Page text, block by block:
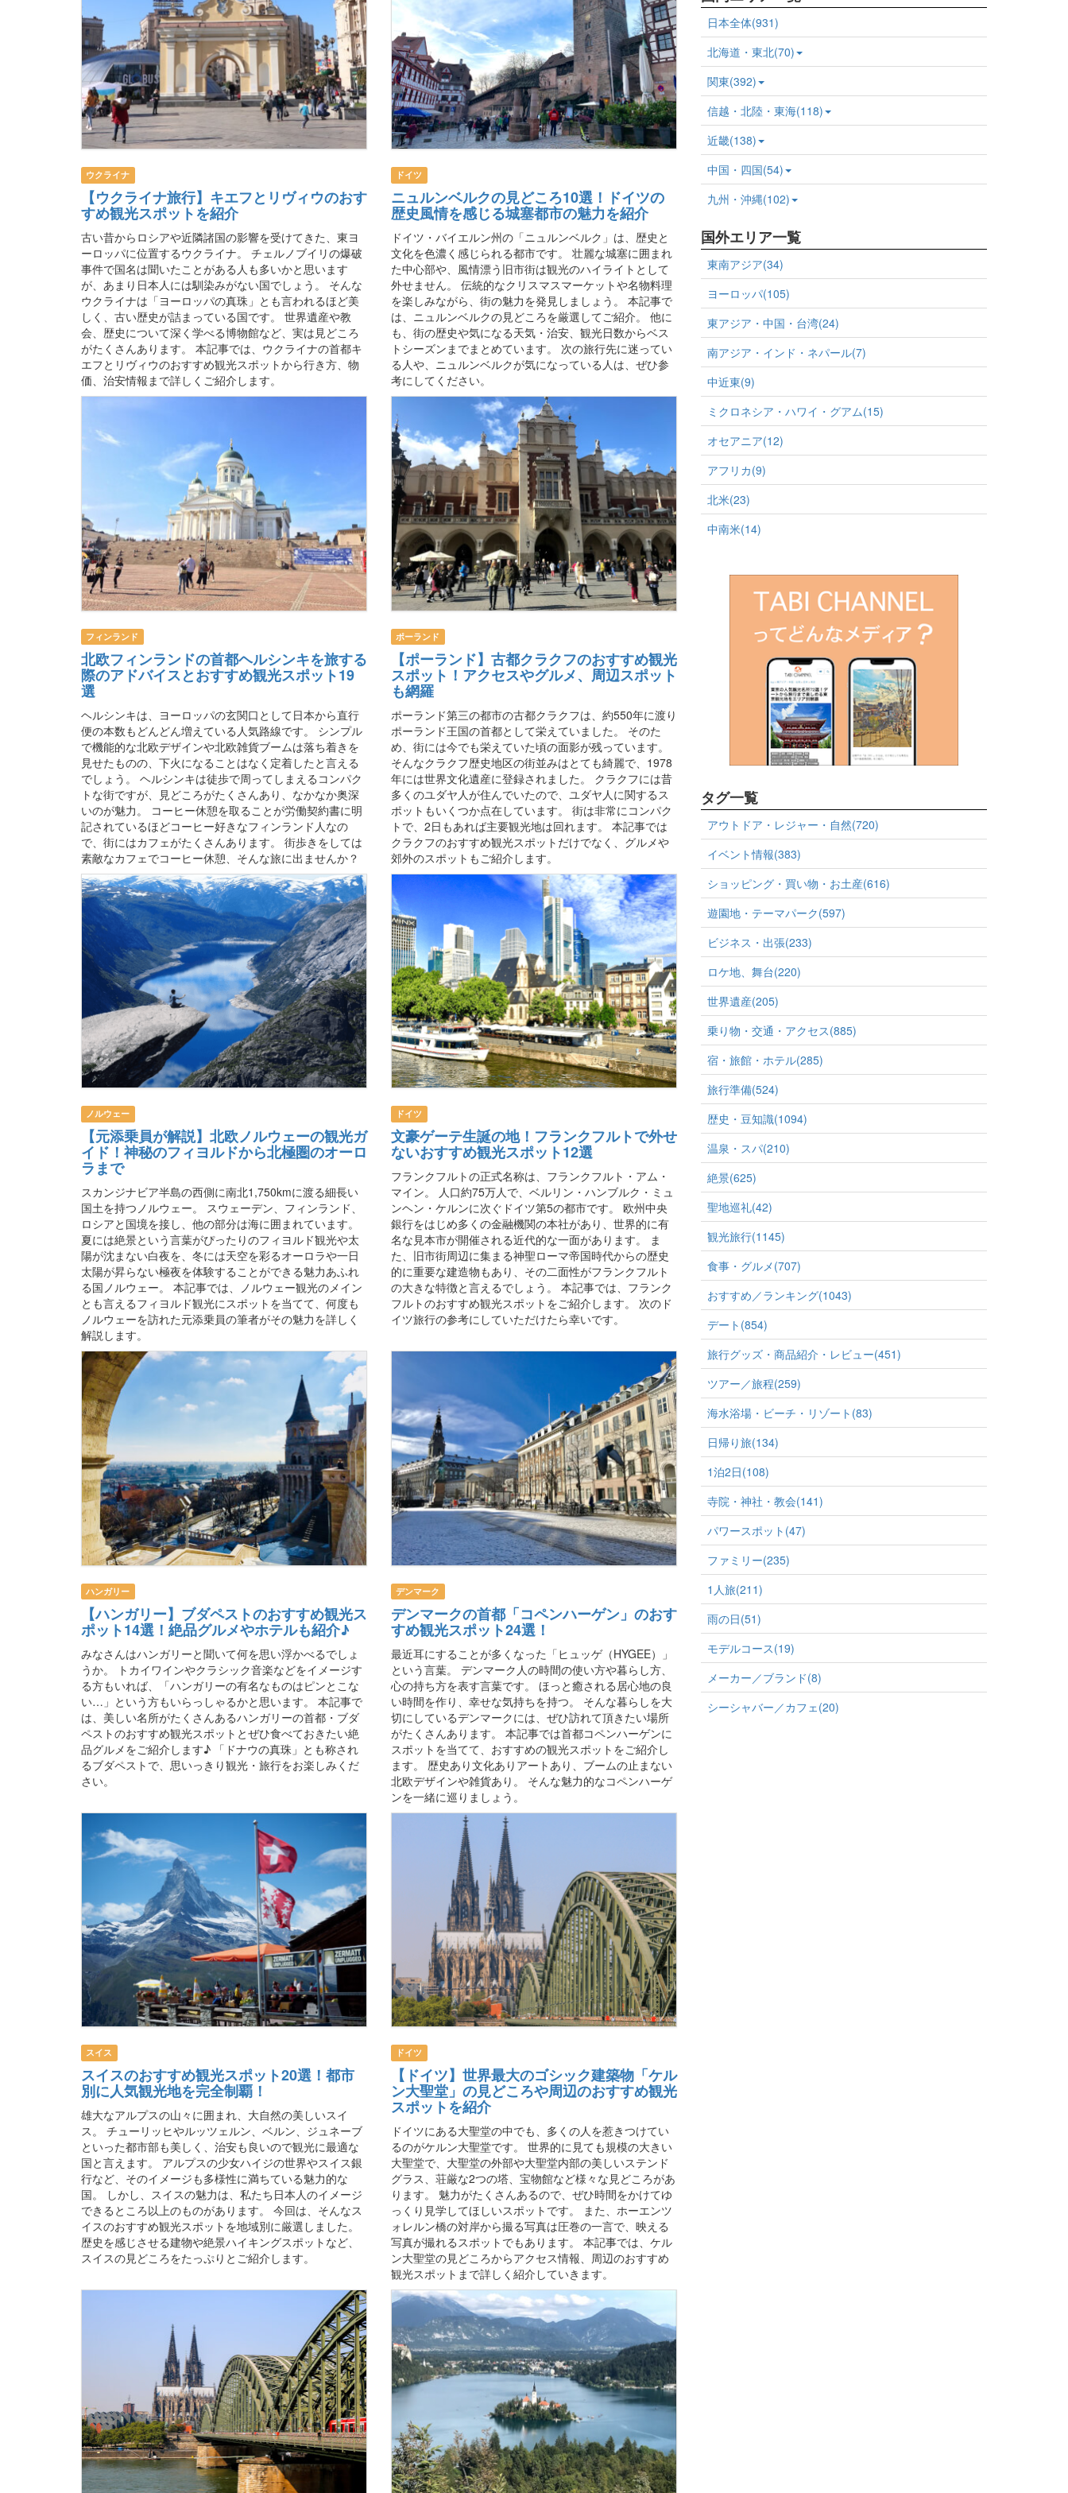
ウクライナ
【ウクライナ旅行】キエフとリヴィウのおす
すめ観光スポットを紹介
古い昔からロシアや近隣諸国の影響を受けてきた、東ヨ
ーロッパに位置するウクライナ。 チェルノブイリの爆破
事件で国名は聞いたことがある人も多いかと思います
が、あまり日本人には馴染みがない国でしょう。 そんな
ウクライナは「ヨーロッパの真珠」とも言われるほど美
しく、古い歴史が詰まっている国です。 世界遺産や教
会、歴史について深く学べる博物館など、実は見どころ
がたくさんあります。 本記事では、ウクライナの首都キ
エフとリヴィウのおすすめ観光スポットから行き方、物
価、治安情報まで詳しくご紹介します。
ドイツ
ニュルンベルクの見どころ10選！ドイツの
歴史風情を感じる城塞都市の魅力を紹介
ドイツ・バイエルン州の「ニュルンベルク」は、歴史と
文化を色濃く感じられる都市です。 壮麗な城塞に囲まれ
た中心部や、風情漂う旧市街は観光のハイライトとして
外せません。 伝統的なクリスマスマーケットや名物料理
を楽しみながら、街の魅力を発見しましょう。 本記事で
は、ニュルンベルクの見どころを厳選してご紹介。 他に
も、街の歴史や気になる天気・治安、観光日数からベス
トシーズンまでまとめています。 次の旅行先に迷ってい
る人や、ニュルンベルクが気になっている人は、ぜひ参
考にしてください。
フィンランド
北欧フィンランドの首都ヘルシンキを旅する
際のアドバイスとおすすめ観光スポット19
選
ヘルシンキは、ヨーロッパの玄関口として日本から直行
便の本数もどんどん増えている人気路線です。 シンプル
で機能的な北欧デザインや北欧雑貨ブームは落ち着きを
見せたものの、下火になることはなく定着したと言える
でしょう。 ヘルシンキは徒歩で周ってしまえるコンパク
トな街ですが、見どころがたくさんあり、なかなか奥深
いのが魅力。 コーヒー休憩を取ることが労働契約書に明
記されているほどコーヒー好きなフィンランド人なの
で、街にはカフェがたくさんあります。 街歩きをしては
素敵なカフェでコーヒー休憩、そんな旅に出ませんか？
ポーランド
【ポーランド】古都クラクフのおすすめ観光
スポット！アクセスやグルメ、周辺スポット
も網羅
ポーランド第三の都市の古都クラクフは、約550年に渡り
ポーランド王国の首都として栄えていました。 そのた
め、街には今でも栄えていた頃の面影が残っています。
そんなクラクフ歴史地区の街並みはとても綺麗で、1978
年には世界文化遺産に登録されました。 クラクフには昔
多くのユダヤ人が住んでいたので、ユダヤ人に関するス
ポットもいくつか点在しています。 街は非常にコンパク
トで、2日もあれば主要観光地は回れます。 本記事では
クラクフのおすすめ観光スポットだけでなく、グルメや
郊外のスポットもご紹介します。
ノルウェー
【元添乗員が解説】北欧ノルウェーの観光ガ
イド！神秘のフィヨルドから北極圏のオーロ
ラまで
スカンジナビア半島の西側に南北1,750kmに渡る細長い
国土を持つノルウェー。 スウェーデン、フィンランド、
ロシアと国境を接し、他の部分は海に囲まれています。
夏には絶景という言葉がぴったりのフィヨルド観光や太
陽が沈まない白夜を、冬には天空を彩るオーロラや一日
太陽が昇らない極夜を体験することができる魅力あふれ
る国ノルウェー。 本記事では、ノルウェー観光のメイン
とも言えるフィヨルド観光にスポットを当てて、何度も
ノルウェーを訪れた元添乗員の筆者がその魅力を詳しく
解説します。
ドイツ
文豪ゲーテ生誕の地！フランクフルトで外せ
ないおすすめ観光スポット12選
フランクフルトの正式名称は、フランクフルト・アム・
マイン。 人口約75万人で、ベルリン・ハンブルク・ミュ
ンヘン・ケルンに次ぐドイツ第5の都市です。 欧州中央
銀行をはじめ多くの金融機関の本社があり、世界的に有
名な見本市が開催される近代的な一面があります。 ま
た、旧市街周辺に集まる神聖ローマ帝国時代からの歴史
的に重要な建造物もあり、その二面性がフランクフルト
の大きな特徴と言えるでしょう。 本記事では、フランク
フルトのおすすめ観光スポットをご紹介します。 次のド
イツ旅行の参考にしていただけたら幸いです。
ハンガリー
【ハンガリー】ブダペストのおすすめ観光ス
ポット14選！絶品グルメやホテルも紹介♪
みなさんはハンガリーと聞いて何を思い浮かべるでしょ
うか。 トカイワインやクラシック音楽などをイメージす
る方もいれば、「ハンガリーの有名なものはピンとこな
い…」という方もいらっしゃるかと思います。 本記事で
は、美しい名所がたくさんあるハンガリーの首都・ブダ
ペストのおすすめ観光スポットとぜひ食べておきたい絶
品グルメをご紹介します♪ 「ドナウの真珠」とも称され
るブダペストで、思いっきり観光・旅行をお楽しみくだ
さい。
デンマーク
デンマークの首都「コペンハーゲン」のおす
すめ観光スポット24選！
最近耳にすることが多くなった「ヒュッゲ（HYGEE）」
という言葉。 デンマーク人の時間の使い方や暮らし方、
心の持ち方を表す言葉です。 ほっと癒される居心地の良
い時間を作り、幸せな気持ちを持つ。 そんな暮らしを大
切にしているデンマークには、ぜひ訪れて頂きたい場所
がたくさんあります。 本記事では首都コペンハーゲンに
スポットを当てて、おすすめの観光スポットをご紹介し
ます。 歴史あり文化ありアートあり、ブームの止まない
北欧デザインや雑貨あり。 そんな魅力的なコペンハーゲ
ンを一緒に巡りましょう。
スイス
スイスのおすすめ観光スポット20選！都市
別に人気観光地を完全制覇！
雄大なアルプスの山々に囲まれ、大自然の美しいスイ
ス。 チューリッヒやルッツェルン、ベルン、ジュネーブ
といった都市部も美しく、治安も良いので観光に最適な
国と言えます。 アルプスの少女ハイジの世界やスイス銀
行など、そのイメージも多様性に満ちている魅力的な
国。 しかし、スイスの魅力は、私たち日本人のイメージ
できるところ以上のものがあります。 今回は、そんなス
イスのおすすめ観光スポットを地域別に厳選しました。
歴史を感じさせる建物や絶景ハイキングスポットなど、
スイスの見どころをたっぷりとご紹介します。
ドイツ
【ドイツ】世界最大のゴシック建築物「ケル
ン大聖堂」の見どころや周辺のおすすめ観光
スポットを紹介
ドイツにある大聖堂の中でも、多くの人を惹きつけてい
るのがケルン大聖堂です。 世界的に見ても規模の大きい
大聖堂で、大聖堂の外部や大聖堂内部の美しいステンド
グラス、荘厳な2つの塔、宝物館など様々な見どころがあ
ります。 魅力がたくさんあるので、ぜひ時間をかけてゆ
っくり見学してほしいスポットです。 また、ホーエンツ
ォレルン橋の対岸から撮る写真は圧巻の一言で、映える
写真が撮れるスポットでもあります。 本記事では、ケル
ン大聖堂の見どころからアクセス情報、周辺のおすすめ
観光スポットまで詳しく紹介していきます。
日本全体(931)
北海道・東北(70)
関東(392)
信越・北陸・東海(118)
近畿(138)
中国・四国(54)
九州・沖縄(102)
国外エリア一覧
東南アジア(34)
ヨーロッパ(105)
東アジア・中国・台湾(24)
南アジア・インド・ネパール(7)
中近東(9)
ミクロネシア・ハワイ・グアム(15)
オセアニア(12)
アフリカ(9)
北米(23)
中南米(14)
タグ一覧
アウトドア・レジャー・自然(720)
イベント情報(383)
ショッピング・買い物・お土産(616)
遊園地・テーマパーク(597)
ビジネス・出張(233)
ロケ地、舞台(220)
世界遺産(205)
乗り物・交通・アクセス(885)
宿・旅館・ホテル(285)
旅行準備(524)
歴史・豆知識(1094)
温泉・スパ(210)
絶景(625)
聖地巡礼(42)
観光旅行(1145)
食事・グルメ(707)
おすすめ／ランキング(1043)
デート(854)
旅行グッズ・商品紹介・レビュー(451)
ツアー／旅程(259)
海水浴場・ビーチ・リゾート(83)
日帰り旅(134)
1泊2日(108)
寺院・神社・教会(141)
パワースポット(47)
ファミリー(235)
1人旅(211)
雨の日(51)
モデルコース(19)
メーカー／ブランド(8)
シーシャバー／カフェ(20)